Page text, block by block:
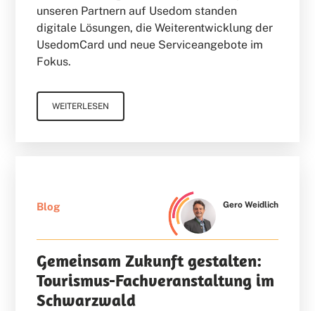
unseren Partnern auf Usedom standen
digitale Lösungen, die Weiterentwicklung der
UsedomCard und neue Serviceangebote im
Fokus.
WEITERLESEN
Blog Gero Weidlich
Gemeinsam Zukunft gestalten:
Tourismus-Fachveranstaltung im
Schwarzwald